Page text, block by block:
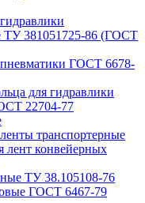
ТУ 381051725-86 (ГОСТ
ГОСТ 6678-
для гидравлики
22704-77
транспортерные
лент конвейерных
ТУ 38.105108-76
ГОСТ 6467-79